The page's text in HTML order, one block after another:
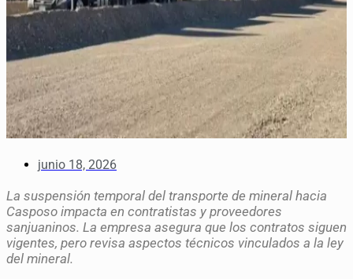
junio 18, 2026
La suspensión temporal del transporte de mineral hacia
Casposo impacta en contratistas y proveedores
sanjuaninos. La empresa asegura que los contratos siguen
vigentes, pero revisa aspectos técnicos vinculados a la ley
del mineral.